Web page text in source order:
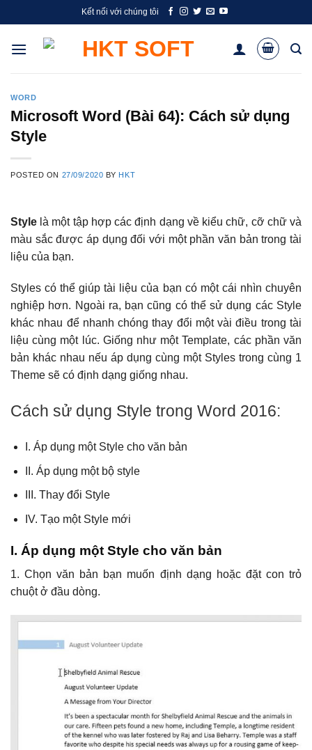
to
content
Kết nối với chúng tôi
WORD
Microsoft Word (Bài 64): Cách sử dụng
Style
POSTED ON 27/09/2020 BY HKT
Style là một tập hợp các định dạng về kiểu chữ, cỡ chữ và
màu sắc được áp dụng đối với một phần văn bản trong tài
liệu của bạn.
Styles có thể giúp tài liệu của bạn có một cái nhìn chuyên
nghiệp hơn. Ngoài ra, bạn cũng có thể sử dụng các Style
khác nhau để nhanh chóng thay đổi một vài điều trong tài
liệu cùng một lúc. Giống như một Template, các phần văn
bản khác nhau nếu áp dụng cùng một Styles trong cùng 1
Theme sẽ có định dạng giống nhau.
Cách sử dụng Style trong Word 2016:
I. Áp dụng một Style cho văn bản
II. Áp dụng một bộ style
III. Thay đổi Style
IV. Tạo một Style mới
I. Áp dụng một Style cho văn bản
1. Chọn văn bản bạn muốn định dạng hoặc đặt con trỏ
chuột ở đầu dòng.